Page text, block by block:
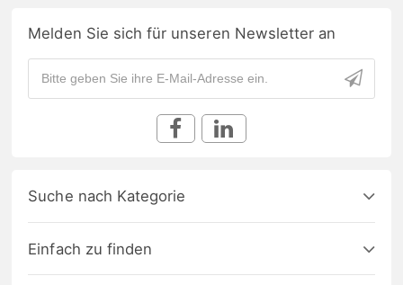
Melden Sie sich für unseren Newsletter an
Suche nach Kategorie
Einfach zu finden